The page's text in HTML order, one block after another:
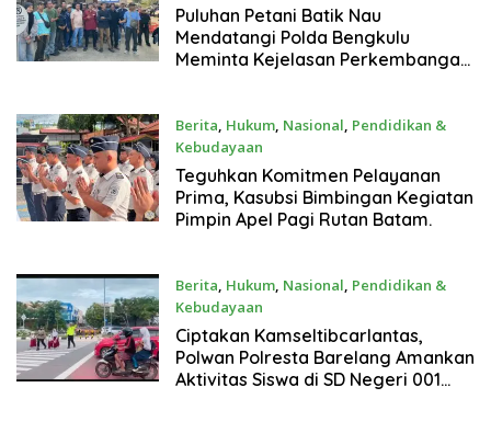
9 Juni 2026
Puluhan Petani Batik Nau
Mendatangi Polda Bengkulu
Meminta Kejelasan Perkembangan
Berita, Hukum, Nasional, Pendidikan &
Kebudayaan
8 Juni 2026
Teguhkan Komitmen Pelayanan
Prima, Kasubsi Bimbingan Kegiatan
Pimpin Apel Pagi Rutan Batam.
Berita, Hukum, Nasional, Pendidikan &
Kebudayaan
8 Juni 2026
Ciptakan Kamseltibcarlantas,
Polwan Polresta Barelang Amankan
Aktivitas Siswa di SD Negeri 001